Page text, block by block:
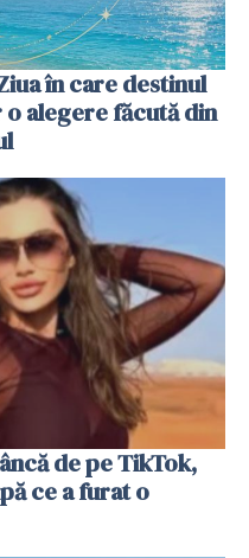
în care destinul
alegere făcută din
de pe TikTok,
ce a furat o